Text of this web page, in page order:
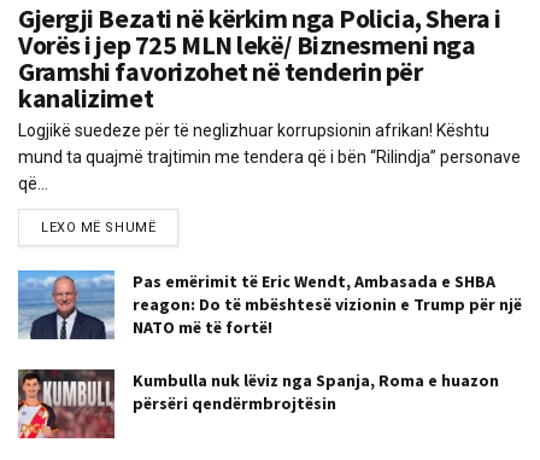
Gjergji Bezati në kërkim nga Policia, Shera i
Vorës i jep 725 MLN lekë/ Biznesmeni nga
Gramshi favorizohet në tenderin për
kanalizimet
Logjikë suedeze për të neglizhuar korrupsionin afrikan! Kështu
mund ta quajmë trajtimin me tendera që i bën “Rilindja” personave
që...
LEXO MË SHUMË
Pas emërimit të Eric Wendt, Ambasada e SHBA
reagon: Do të mbështesë vizionin e Trump për një
NATO më të fortë!
Kumbulla nuk lëviz nga Spanja, Roma e huazon
përsëri qendërmbrojtësin